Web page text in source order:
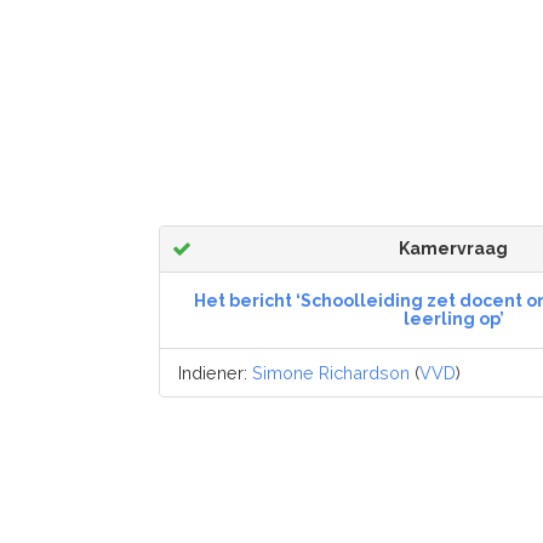
Kamervraag
Het bericht ‘Schoolleiding zet docent
leerling op’
Indiener: Simone Richardson (VVD)